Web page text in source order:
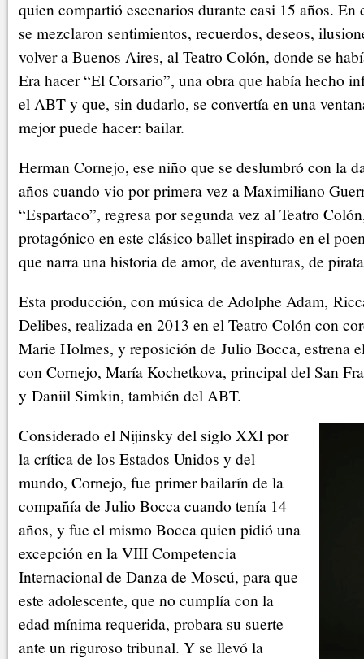
quien compartió escenarios durante casi 15 años. En
se mezclaron sentimientos, recuerdos, deseos,
volver a Buenos Aires, al Teatro Colón, donde se
Era hacer “El Corsario”, una obra que había hecho
el ABT y que, sin dudarlo, se convertía en una
mejor puede hacer: bailar.
Herman Cornejo, ese niño que se deslumbró con la
años cuando vio por primera vez a Maximiliano
“Espartaco”, regresa por segunda vez al Teatro
protagónico en este clásico ballet inspirado en el
que narra una historia de amor, de aventuras, de
Esta producción, con música de Adolphe Adam,
Delibes, realizada en 2013 en el Teatro Colón con
Marie Holmes, y reposición de Julio Bocca, estrena
con Cornejo, María Kochetkova, principal del San
y Daniil Simkin, también del ABT.
Considerado el Nijinsky del siglo XXI por
la crítica de los Estados Unidos y del
mundo, Cornejo, fue primer bailarín de la
compañía de Julio Bocca cuando tenía 14
años, y fue el mismo Bocca quien pidió una
excepción en la VIII Competencia
Internacional de Danza de Moscú, para que
este adolescente, que no cumplía con la
edad mínima requerida, probara su suerte
ante un riguroso tribunal. Y se llevó la